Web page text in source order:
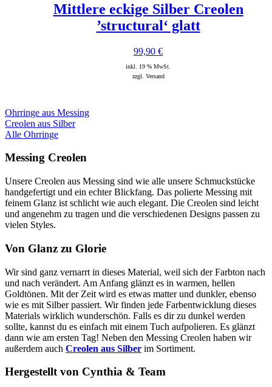
Mittlere eckige Silber Creolen
’structural‘ glatt
99,90 €
inkl. 19 % MwSt.
zzgl. Versand
Ohrringe aus Messing
Creolen aus Silber
Alle Ohrringe
Messing Creolen
Unsere Creolen aus Messing sind wie alle unsere Schmuckstücke
handgefertigt und ein echter Blickfang. Das polierte Messing mit
feinem Glanz ist schlicht wie auch elegant. Die Creolen sind leicht
und angenehm zu tragen und die verschiedenen Designs passen zu
vielen Styles.
Von Glanz zu Glorie
Wir sind ganz vernarrt in dieses Material, weil sich der Farbton nach
und nach verändert. Am Anfang glänzt es in warmen, hellen
Goldtönen. Mit der Zeit wird es etwas matter und dunkler, ebenso
wie es mit Silber passiert. Wir finden jede Farbentwicklung dieses
Materials wirklich wunderschön. Falls es dir zu dunkel werden
sollte, kannst du es einfach mit einem Tuch aufpolieren. Es glänzt
dann wie am ersten Tag! Neben den Messing Creolen haben wir
außerdem auch Creolen aus Silber im Sortiment.
Hergestellt von Cynthia & Team